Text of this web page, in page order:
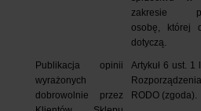
zakresie
osobę, której
dotyczą.
Publikacja opinii
wyrażonych
dobrowolnie przez
Artykuł 6 ust. 1
Rozporządzenia
RODO (zgoda).